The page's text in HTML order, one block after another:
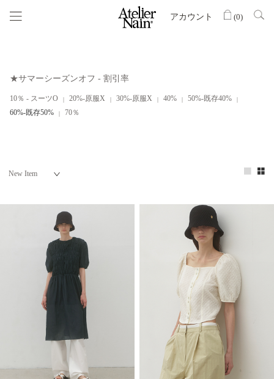
アカウント (0)
★サマーシーズンオフ - 割引率
10％ - スーツO 20%-原服X 30%-原服X 40%
50%-既存40%
60%-既存50%
70％